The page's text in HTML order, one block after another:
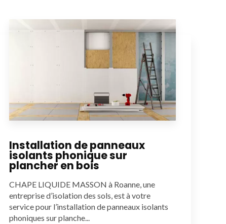
Installation de panneaux
isolants phonique sur
plancher en bois
CHAPE LIQUIDE MASSON à Roanne, une
entreprise d’isolation des sols, est à votre
service pour l’installation de panneaux isolants
phoniques sur planche...